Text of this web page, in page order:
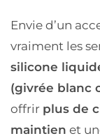
Envie d’un
vraiment les
silicone
(givrée blanc
offrir plus de
maintien et